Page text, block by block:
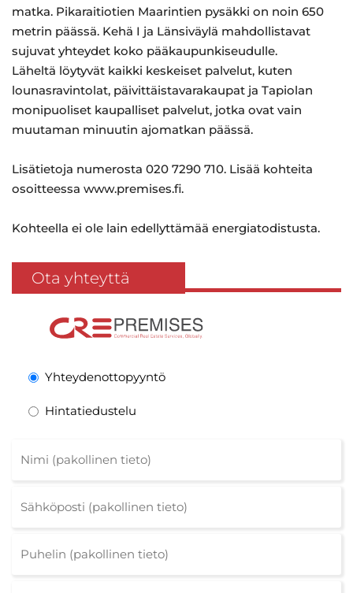
matka. Pikaraitiotien Maarintien pysäkki on noin 650
metrin päässä. Kehä I ja Länsiväylä mahdollistavat
sujuvat yhteydet koko pääkaupunkiseudulle.
Läheltä löytyvät kaikki keskeiset palvelut, kuten
lounasravintolat, päivittäistavarakaupat ja Tapiolan
monipuoliset kaupalliset palvelut, jotka ovat vain
muutaman minuutin ajomatkan päässä.
Lisätietoja numerosta 020 7290 710. Lisää kohteita
osoitteessa www.premises.fi.
Kohteella ei ole lain edellyttämää energiatodistusta.
Ota yhteyttä
Yhteydenottopyyntö
Hintatiedustelu